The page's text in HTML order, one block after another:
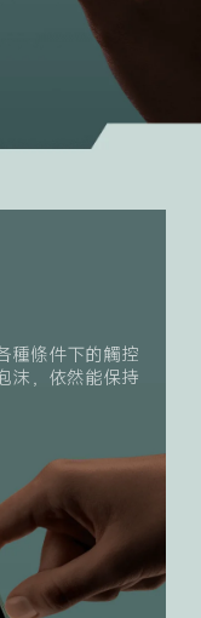
種條件下的觸控
沫，依然能保持